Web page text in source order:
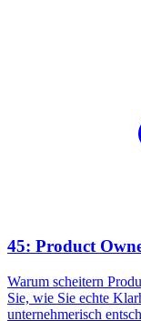
45: Product
Warum scheitern
Sie, wie Sie echte
unternehmerisch